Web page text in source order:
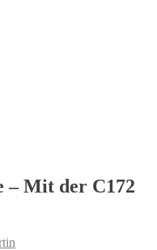
– Mit der C172